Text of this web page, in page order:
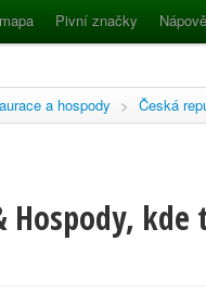
Pivní značky
a hospody > Česká
Hospody,